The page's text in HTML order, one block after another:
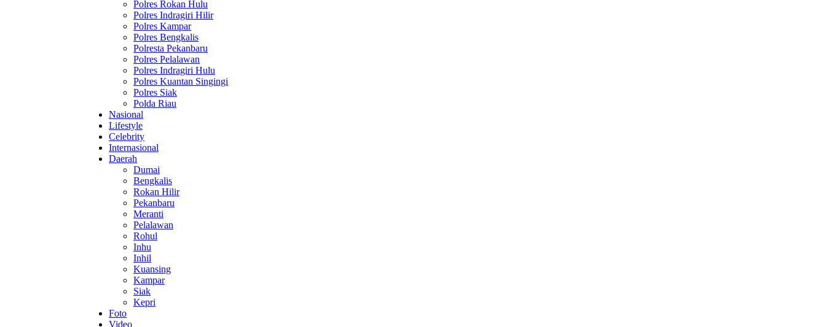
Polres Rokan Hulu
Polres Indragiri Hilir
Polres Kampar
Polres Bengkalis
Polresta Pekanbaru
Polres Pelalawan
Polres Indragiri Hulu
Polres Kuantan Singingi
Polres Siak
Polda Riau
Nasional
Lifestyle
Celebrity
Internasional
Daerah
Dumai
Bengkalis
Rokan Hilir
Pekanbaru
Meranti
Pelalawan
Rohul
Inhu
Inhil
Kuansing
Kampar
Siak
Kepri
Foto
Video